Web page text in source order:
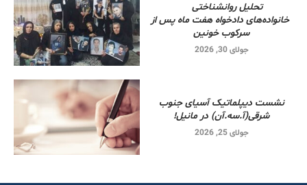
تحلیل روانشناختی
خانواده‌های دادخواه هفت ماه پس از
سرکوب خونین
جولای 30, 2026
نشست دیپلماتیک آسیای جنوب
شرقی‌(آ.سه.آن) در مانیل!
جولای 25, 2026